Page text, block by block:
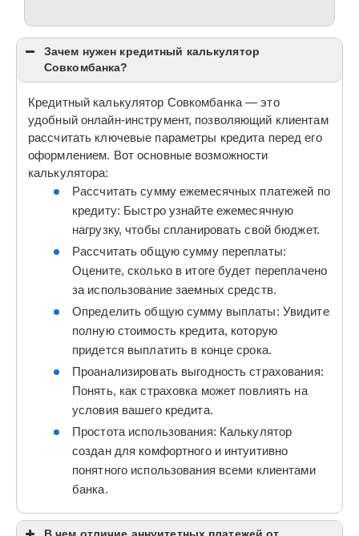
Зачем нужен кредитный калькулятор
Совкомбанка?
Кредитный калькулятор Совкомбанка — это
удобный онлайн-инструмент, позволяющий клиентам
рассчитать ключевые параметры кредита перед его
оформлением. Вот основные возможности
калькулятора:
Рассчитать сумму ежемесячных платежей по
кредиту: Быстро узнайте ежемесячную
нагрузку, чтобы спланировать свой бюджет.
Рассчитать общую сумму переплаты:
Оцените, сколько в итоге будет переплачено
за использование заемных средств.
Определить общую сумму выплаты: Увидите
полную стоимость кредита, которую
придется выплатить в конце срока.
Проанализировать выгодность страхования:
Понять, как страховка может повлиять на
условия вашего кредита.
Простота использования: Калькулятор
создан для комфортного и интуитивно
понятного использования всеми клиентами
банка.
В чем отличие аннуитетных платежей от